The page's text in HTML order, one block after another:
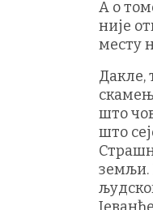
А о
није
месту
Дакле,
што
што
земљи.